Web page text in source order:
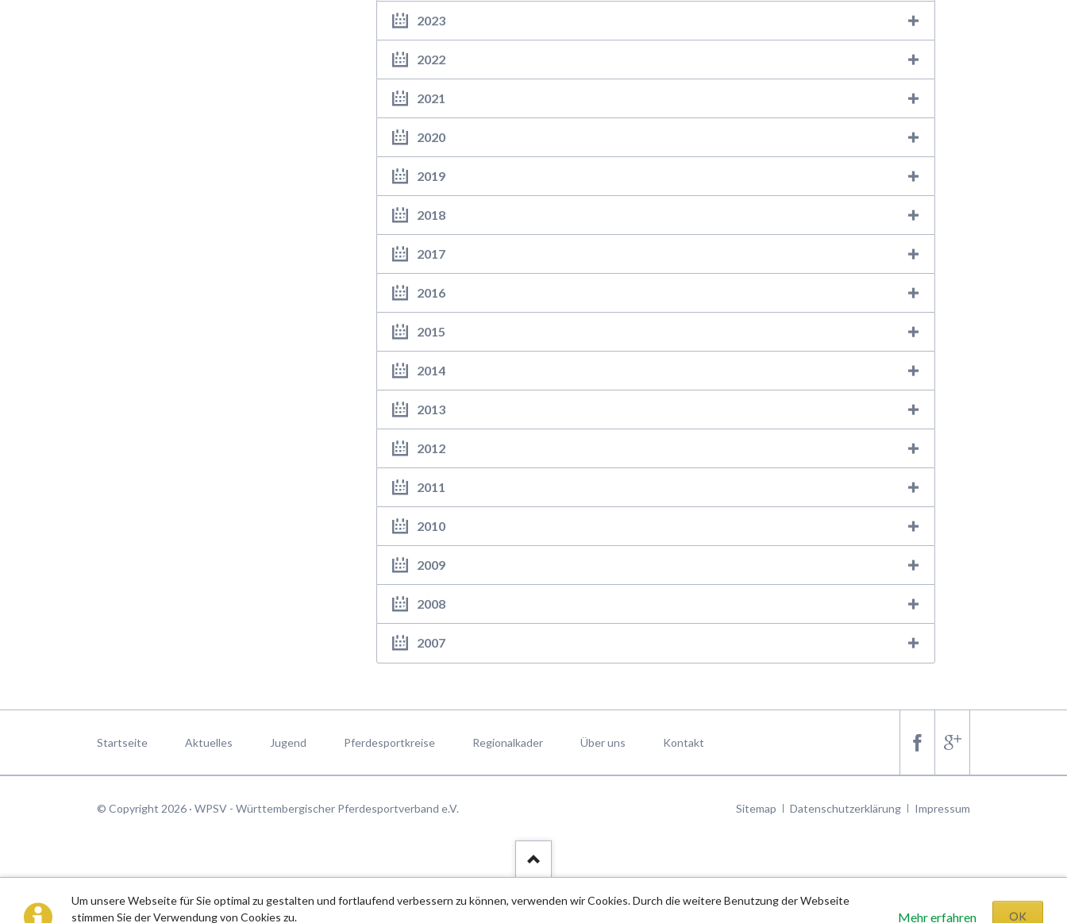
Um unsere Webseite für Sie optimal zu gestalten und fortlaufend verbessern zu können, verwenden wir Cookies. Durch die weitere Benutzung der Webseite
stimmen Sie der Verwendung von Cookies zu.
Mehr erfahren OK
2023
2022
2021
2020
2019
2018
2017
2016
2015
2014
2013
2012
2011
2010
2009
2008
2007
Startseite Aktuelles Jugend Pferdesportkreise Regionalkader Über uns Kontakt
© Copyright 2026 · WPSV - Württembergischer Pferdesportverband e.V.
Navigation
Sitemap Datenschutzerklärung Impressum